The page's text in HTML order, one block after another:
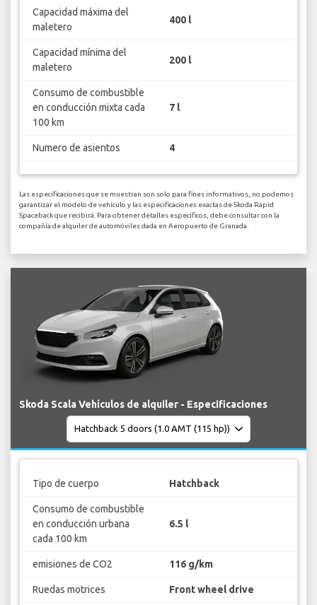
Capacidad máxima del
maletero
400 l
Capacidad mínima del
maletero
200 l
Consumo de combustible
en conducción mixta cada
100 km
7 l
Numero de asientos 4
Las especificaciones que se muestran son solo para fines informativos, no podemos
garantizar el modelo de vehículo y las especificaciones exactas de Skoda Rapid
Spaceback que recibirá. Para obtener detalles específicos, debe consultar con la
compañía de alquiler de automóviles dada en Aeropuerto de Granada.
Skoda Scala Vehículos de alquiler - Especificaciones
Tipo de cuerpo Hatchback
Consumo de combustible
en conducción urbana
cada 100 km
6.5 l
emisiones de CO2 116 g/km
Ruedas motrices Front wheel drive